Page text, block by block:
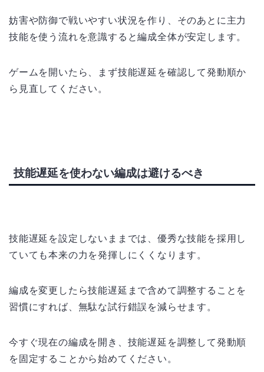
妨害や防御で戦いやすい状況を作り、そのあとに主力
技能を使う流れを意識すると編成全体が安定します。
ゲームを開いたら、まず技能遅延を確認して発動順か
ら見直してください。
技能遅延を使わない編成は避けるべき
技能遅延を設定しないままでは、優秀な技能を採用し
ていても本来の力を発揮しにくくなります。
編成を変更したら技能遅延まで含めて調整することを
習慣にすれば、無駄な試行錯誤を減らせます。
今すぐ現在の編成を開き、技能遅延を調整して発動順
を固定することから始めてください。